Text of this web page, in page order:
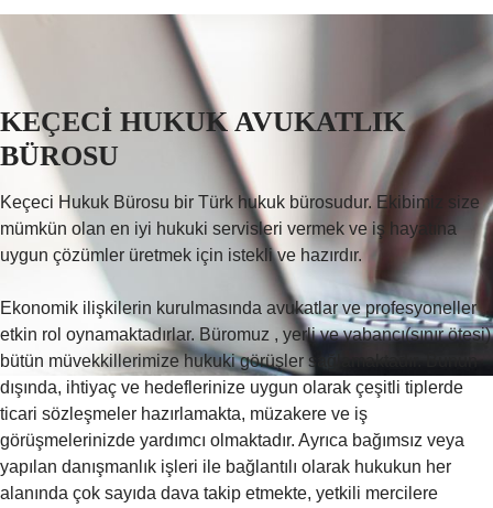
KEÇECİ HUKUK AVUKATLIK
BÜROSU
Keçeci Hukuk Bürosu bir Türk hukuk bürosudur. Ekibimiz size
mümkün olan en iyi hukuki servisleri vermek ve iş hayatına
uygun çözümler üretmek için istekli ve hazırdır.
Ekonomik ilişkilerin kurulmasında avukatlar ve profesyoneller
etkin rol oynamaktadırlar. Büromuz , yerli ve yabancı(sınır ötesi)
bütün müvekkillerimize hukuki görüşler sağlamaktadır. Bunun
dışında, ihtiyaç ve hedeflerinize uygun olarak çeşitli tiplerde
ticari sözleşmeler hazırlamakta, müzakere ve iş
görüşmelerinizde yardımcı olmaktadır. Ayrıca bağımsız veya
yapılan danışmanlık işleri ile bağlantılı olarak hukukun her
alanında çok sayıda dava takip etmekte, yetkili mercilere